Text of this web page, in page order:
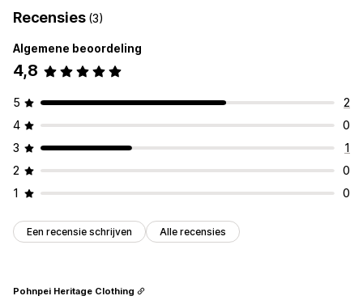
Recensies (3)
Algemene beoordeling
4,8
5
2
4
0
3
1
2
0
1
0
Een recensie schrijven Alle recensies
Pohnpei Heritage Clothing